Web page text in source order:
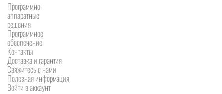
Программно-
аппаратные
решения
Программное
обеспечение
Контакты
Доставка и гарантия
Свяжитесь с нами
Полезная информация
Войти в аккаунт